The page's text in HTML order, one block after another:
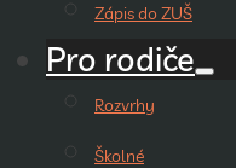
Zápis do ZUŠ
Pro rodiče
Rozvrhy
Školné